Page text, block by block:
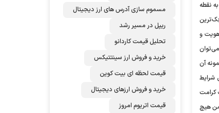
نقطه
و
آن
شرایط
کرامت
هیچ
مسموم سازی آدرس های ارز دیجیتال
ریپل در مسیر رشد
تحلیل قیمت کاردانو
خرید و فروش ارز سینتتیکس
قیمت لحظه ای بیت کوین
خرید و فروش ارزهای دیجیتال
قیمت اتریوم امروز